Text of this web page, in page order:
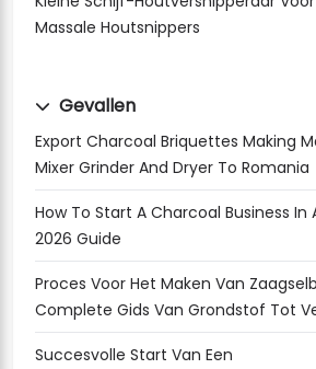
Massale Houtsnippers
Gevallen
Export Charcoal Briquettes Making
Mixer Grinder And Dryer To Romania
How To Start A Charcoal Business
2026 Guide
Proces Voor Het Maken Van
Complete Gids Van Grondstof Tot
Succesvolle Start Van Een